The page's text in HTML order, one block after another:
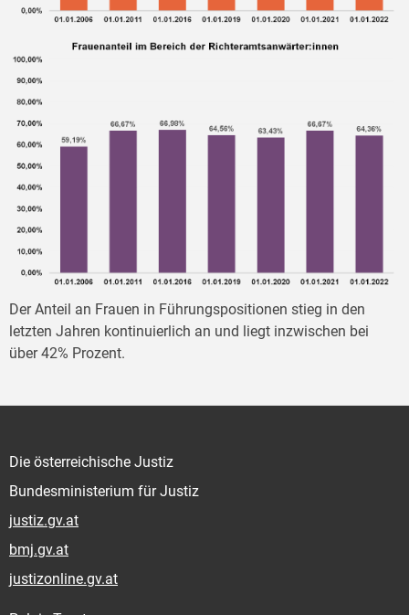
Der Anteil an Frauen in Führungspositionen stieg in den
letzten Jahren kontinuierlich an und liegt inzwischen bei
über 42% Prozent.
Die österreichische Justiz
Bundesministerium für Justiz
justiz.gv.at
bmj.gv.at
justizonline.gv.at